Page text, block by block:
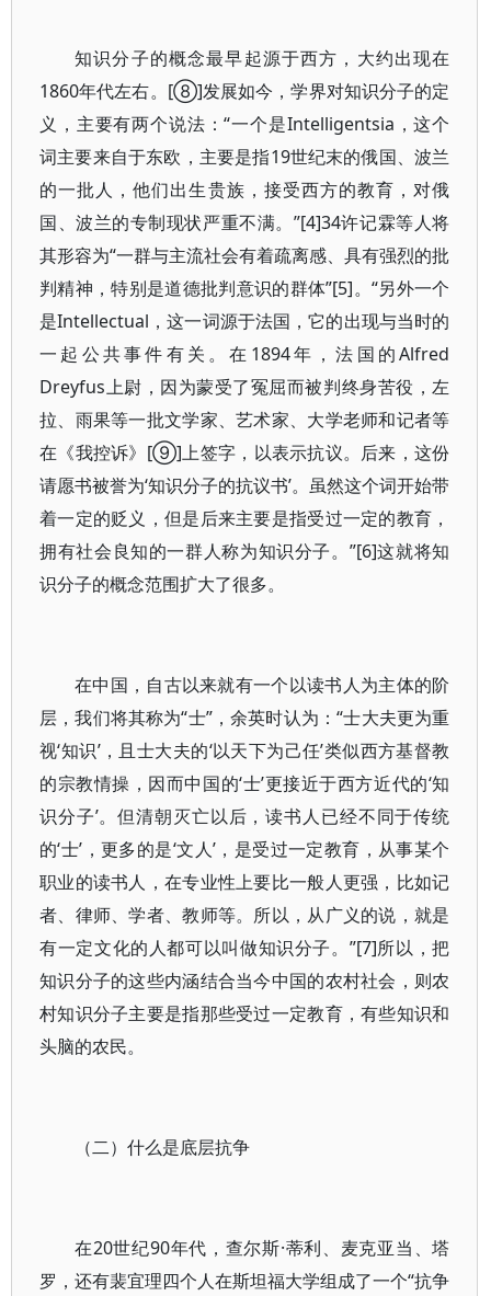
知识分子的概念最早起源于西方，大约出现在
1860年代左右。[⑧]发展如今，学界对知识分子的定
义，主要有两个说法：“一个是Intelligentsia，这个
词主要来自于东欧，主要是指19世纪末的俄国、波兰
的一批人，他们出生贵族，接受西方的教育，对俄
国、波兰的专制现状严重不满。”[4]34许记霖等人将
其形容为“一群与主流社会有着疏离感、具有强烈的批
判精神，特别是道德批判意识的群体”[5]。“另外一个
是Intellectual，这一词源于法国，它的出现与当时的
一起公共事件有关。在1894年，法国的Alfred
Dreyfus上尉，因为蒙受了冤屈而被判终身苦役，左
拉、雨果等一批文学家、艺术家、大学老师和记者等
在《我控诉》[⑨]上签字，以表示抗议。后来，这份
请愿书被誉为‘知识分子的抗议书’。虽然这个词开始带
着一定的贬义，但是后来主要是指受过一定的教育，
拥有社会良知的一群人称为知识分子。”[6]这就将知
识分子的概念范围扩大了很多。
在中国，自古以来就有一个以读书人为主体的阶
层，我们将其称为“士”，余英时认为：“士大夫更为重
视‘知识’，且士大夫的‘以天下为己任’类似西方基督教
的宗教情操，因而中国的‘士’更接近于西方近代的‘知
识分子’。但清朝灭亡以后，读书人已经不同于传统
的‘士’，更多的是‘文人’，是受过一定教育，从事某个
职业的读书人，在专业性上要比一般人更强，比如记
者、律师、学者、教师等。所以，从广义的说，就是
有一定文化的人都可以叫做知识分子。”[7]所以，把
知识分子的这些内涵结合当今中国的农村社会，则农
村知识分子主要是指那些受过一定教育，有些知识和
头脑的农民。
（二）什么是底层抗争
在20世纪90年代，查尔斯·蒂利、麦克亚当、塔
罗，还有裴宜理四个人在斯坦福大学组成了一个“抗争